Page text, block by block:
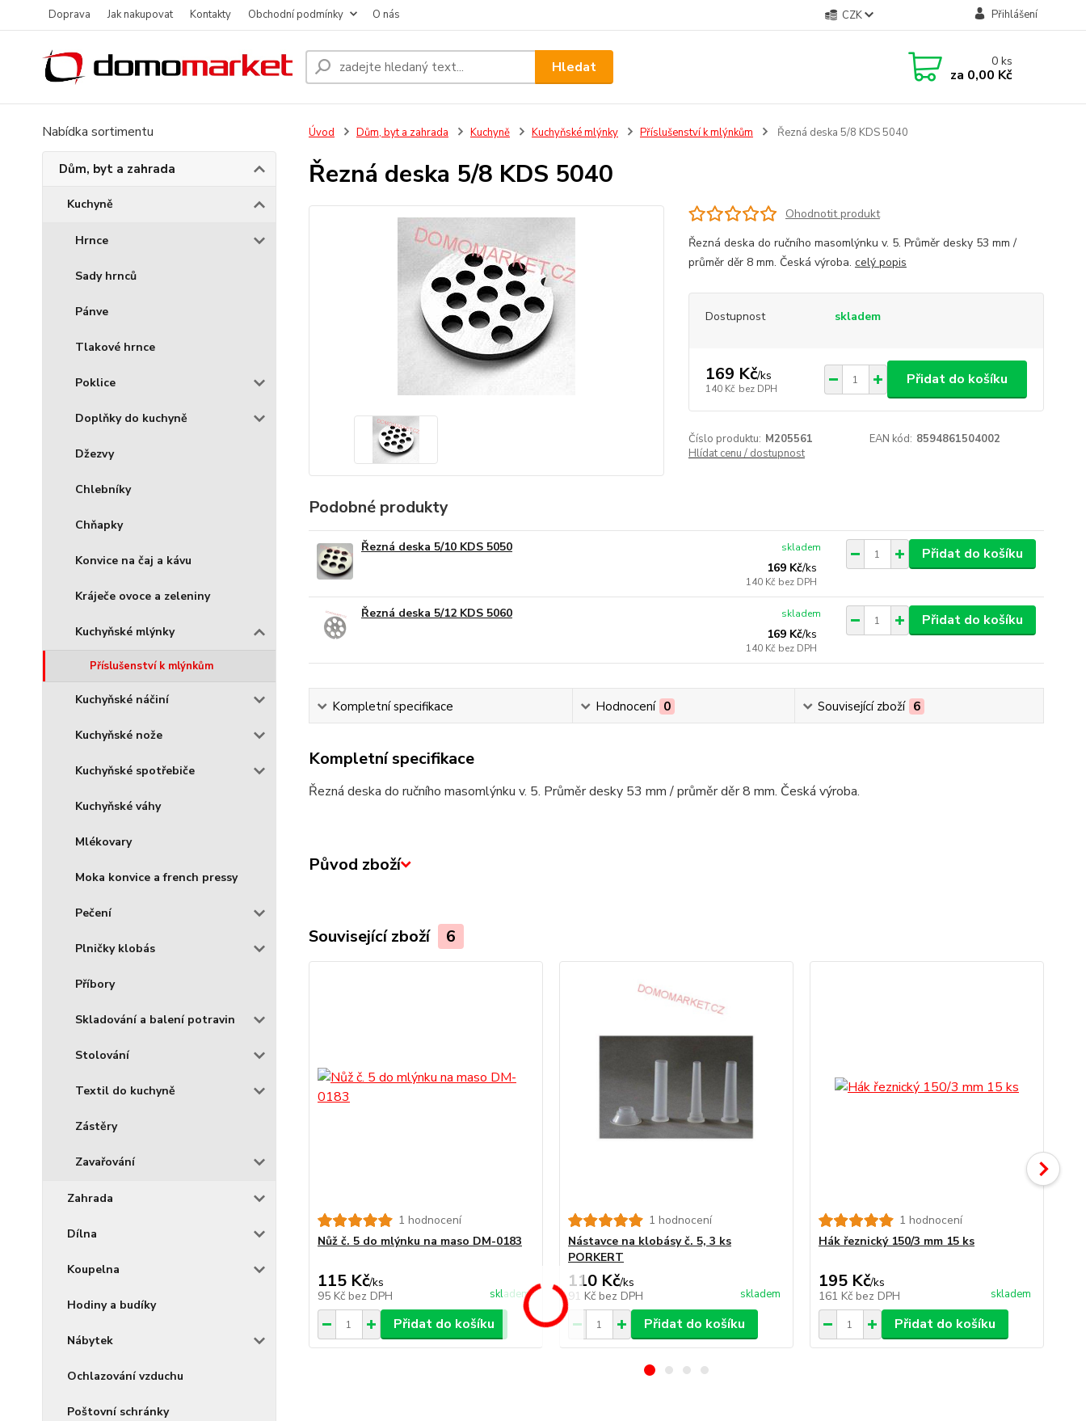
Doprava Jak nakupovat Kontakty Obchodní podmínky O nás CZK Přihlášení
Hledat 0ks
za 0,00 Kč
Nabídka sortimentu
Dům, byt a zahrada
Kuchyně
Hrnce
Sady hrnců
Pánve
Tlakové hrnce
Poklice
Doplňky do kuchyně
Džezvy
Chlebníky
Chňapky
Konvice na čaj a kávu
Kráječe ovoce a zeleniny
Kuchyňské mlýnky
Příslušenství k mlýnkům
Kuchyňské náčiní
Kuchyňské nože
Kuchyňské spotřebiče
Kuchyňské váhy
Mlékovary
Moka konvice a french pressy
Pečení
Plničky klobás
Příbory
Skladování a balení potravin
Stolování
Textil do kuchyně
Zástěry
Zavařování
Zahrada
Dílna
Koupelna
Hodiny a budíky
Nábytek
Ochlazování vzduchu
Poštovní schránky
Úvod Dům, byt a zahrada Kuchyně Kuchyňské mlýnky Příslušenství k mlýnkům Řezná deska 5/8 KDS 5040
Řezná deska 5/8 KDS 5040
Ohodnotit produkt
Řezná deska do ručního masomlýnku v. 5. Průměr desky 53 mm /
průměr děr 8 mm. Česká výroba. celý popis
Dostupnost skladem
169 Kč/ks
140 Kč bez DPH
Přidat do košíku
Číslo produktu: M205561 EAN kód: 8594861504002
Hlídat cenu / dostupnost
Podobné produkty
Řezná deska 5/10 KDS 5050
169 Kč/ks
140 Kč bez DPH
skladem Přidat do košíku
Řezná deska 5/12 KDS 5060
169 Kč/ks
140 Kč bez DPH
skladem Přidat do košíku
Kompletní specifikace Hodnocení 0 Související zboží 6
Kompletní specifikace
Řezná deska do ručního masomlýnku v. 5. Průměr desky 53 mm / průměr děr 8 mm. Česká výroba.
Původ zboží
Související zboží 6
1 hodnocení
Nůž č. 5 do mlýnku na maso DM-0183
115 Kč/ks
95 Kč bez DPH skladem
Přidat do košíku
1 hodnocení
Nástavce na klobásy č. 5, 3 ks
PORKERT
110 Kč/ks
91 Kč bez DPH skladem
Přidat do košíku
1 hodnocení
Hák řeznický 150/3 mm 15 ks
195 Kč/ks
161 Kč bez DPH skladem
Přidat do košíku